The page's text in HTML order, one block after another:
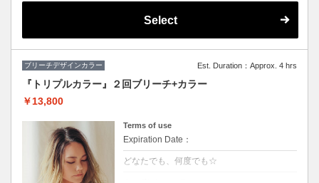
Select
ブリーチデザインカラー Est. Duration：Approx. 4 hrs
『トリプルカラー』２回ブリーチ+カラー
￥13,800
Terms of use
Expiration Date：
どなたでも、何度でも☆